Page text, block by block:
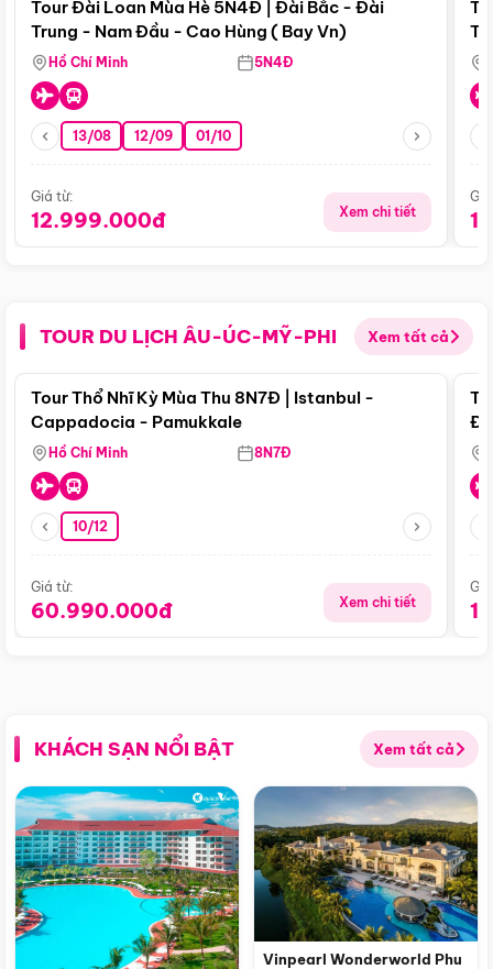
Tour Đài Loan Mùa Hè 5N4Đ | Đài Bắc - Đài
Trung - Nam Đầu - Cao Hùng ( Bay Vn)
Hồ Chí Minh 5N4Đ
13/08 12/09 01/10
Giá từ:
12.999.000đ Xem chi tiết
TOUR DU LỊCH ÂU-ÚC-MỸ-PHI Xem tất cả
Điểm nổi bật
Tour Thổ Nhĩ Kỳ Mùa Thu 8N7Đ | Istanbul -
Cappadocia - Pamukkale
Hồ Chí Minh 8N7Đ
10/12
Giá từ:
60.990.000đ Xem chi tiết
KHÁCH SẠN NỔI BẬT Xem tất cả
Vinpearl Wonderworld Phu